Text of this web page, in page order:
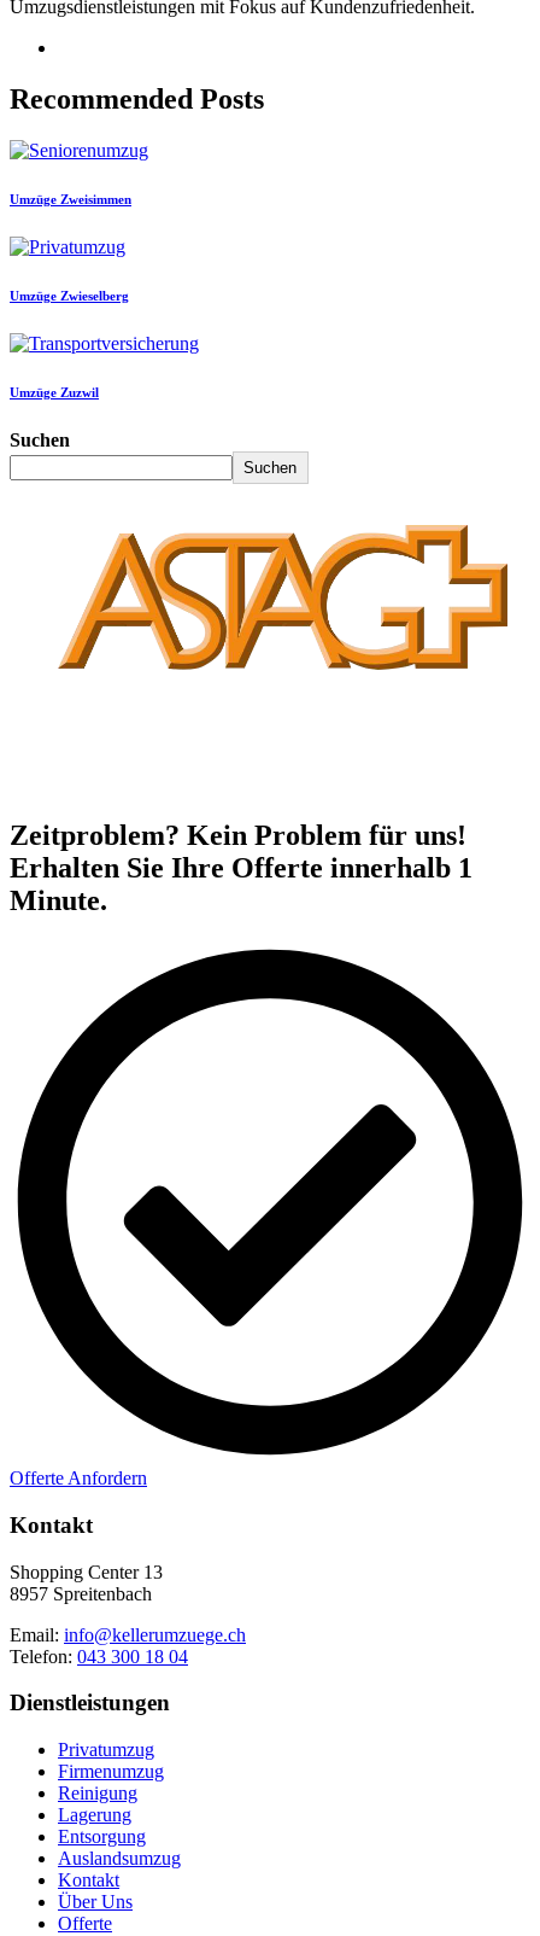
Umzugsdienstleistungen mit Fokus auf Kundenzufriedenheit.
Recommended Posts
Umzüge Zweisimmen
Umzüge Zwieselberg
Umzüge Zuzwil
Suchen
Suchen
Zeitproblem? Kein Problem für uns!
Erhalten Sie Ihre Offerte innerhalb 1
Minute.
Offerte Anfordern
Kontakt
Shopping Center 13
8957 Spreitenbach
Email: info@kellerumzuege.ch
Telefon: 043 300 18 04
Dienstleistungen
Privatumzug
Firmenumzug
Reinigung
Lagerung
Entsorgung
Auslandsumzug
Kontakt
Über Uns
Offerte